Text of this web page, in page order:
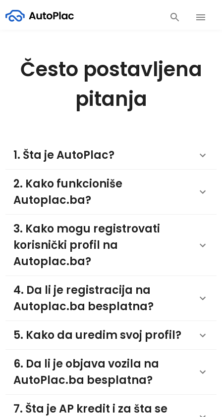
Često postavljena
pitanja
1. Šta je AutoPlac?
2. Kako funkcioniše
Autoplac.ba?
3. Kako mogu registrovati
korisnički profil na
Autoplac.ba?
4. Da li je registracija na
Autoplac.ba besplatna?
5. Kako da uredim svoj profil?
6. Da li je objava vozila na
AutoPlac.ba besplatna?
7. Šta je AP kredit i za šta se